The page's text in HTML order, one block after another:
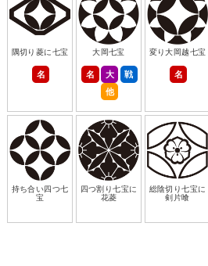
隅切り菱に七宝
名
大岡七宝
名 大
戦
他
変り大岡越七宝
名
持ち合い四つ七
宝
四つ割り七宝に
花菱
総陰切り七宝に
剣片喰